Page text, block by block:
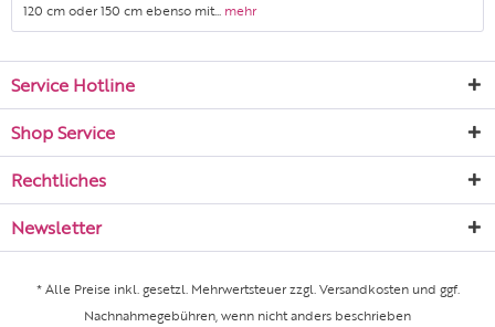
120 cm oder 150 cm ebenso mit...
mehr
Service Hotline
Shop Service
Rechtliches
Newsletter
* Alle Preise inkl. gesetzl. Mehrwertsteuer zzgl.Versandkostenund ggf.
Nachnahmegebühren, wenn nicht anders beschrieben